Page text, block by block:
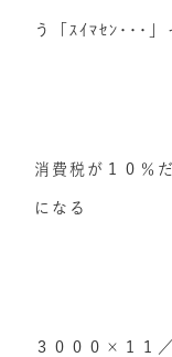
う「ｽｲﾏｾﾝ･･･」
消費税が１０％
になる
３０００×１１